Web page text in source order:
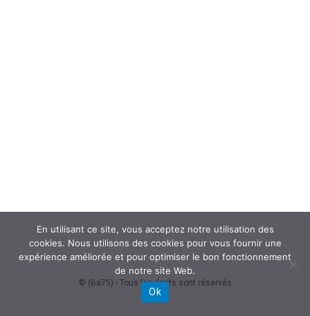
© (Ba75) - Tous les droits sont réservés
En utilisant ce site, vous acceptez notre utilisation des
cookies. Nous utilisons des cookies pour vous fournir une
expérience améliorée et pour optimiser le bon fonctionnement
de notre site Web.
Ok